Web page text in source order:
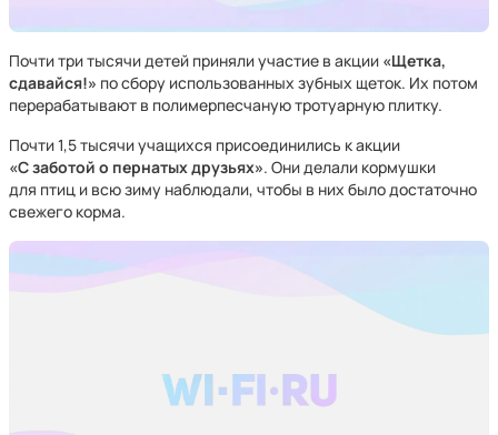
Почти три тысячи детей приняли участие в акции «Щетка,
сдавайся!» по сбору использованных зубных щеток. Их потом
перерабатывают в полимерпесчаную тротуарную плитку.
Почти 1,5 тысячи учащихся присоединились к акции
«С заботой о пернатых друзьях». Они делали кормушки
для птиц и всю зиму наблюдали, чтобы в них было достаточно
свежего корма.